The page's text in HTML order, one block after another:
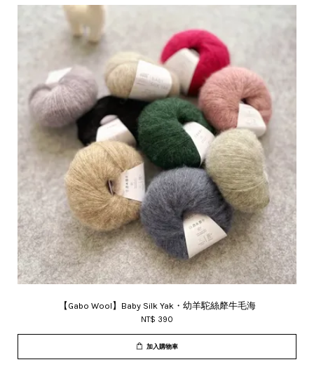
【Gabo Wool】Baby Silk Yak・幼羊駝絲犛牛毛海
NT$ 390
加入購物車